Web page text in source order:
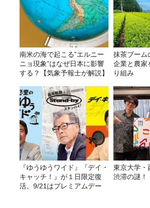
南米の海で起こる”エルニー
ニョ現象”はなぜ日本に影響
する？【気象予報士が解説】
抹茶ブー
企業と農家
り組み
『ゆうゆうワイド』『デイ・
キャッチ！』が１日限定復
活。9/21はプレミアムデー
東京大学・
渋滞の謎！